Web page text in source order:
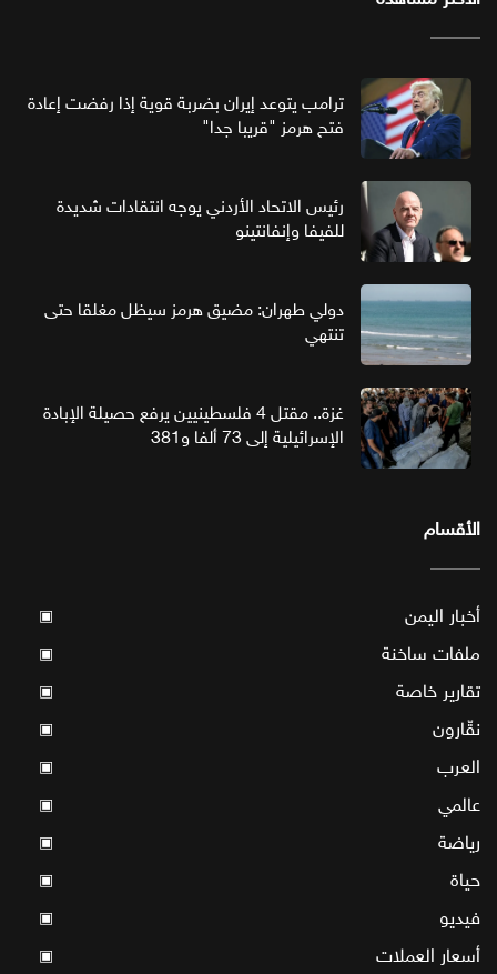
ترامب يتوعد إيران بضربة قوية إذا رفضت إعادة
فتح هرمز "قريبا جدا"
رئيس الاتحاد الأردني يوجه انتقادات شديدة
للفيفا وإنفانتينو
دولي طهران: مضيق هرمز سيظل مغلقا حتى
تنتهي
غزة.. مقتل 4 فلسطينيين يرفع حصيلة الإبادة
الإسرائيلية إلى 73 ألفا و381
الأقسام
أخبار اليمن ▣
ملفات ساخنة ▣
تقارير خاصة ▣
نقّارون ▣
العرب ▣
عالمي ▣
رياضة ▣
حياة ▣
فيديو ▣
أسعار العملات ▣